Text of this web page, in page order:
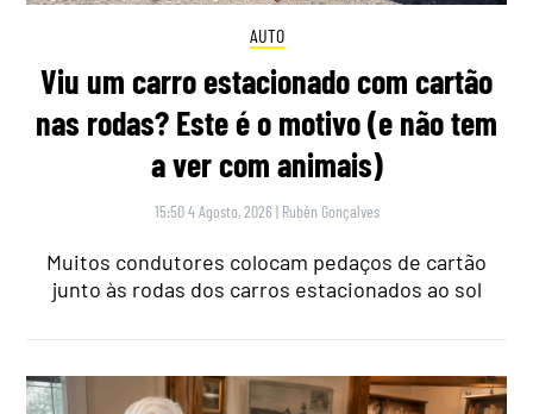
AUTO
Viu um carro estacionado com cartão
nas rodas? Este é o motivo (e não tem
a ver com animais)
15:50 4 Agosto, 2026 | Rubén Gonçalves
Muitos condutores colocam pedaços de cartão
junto às rodas dos carros estacionados ao sol